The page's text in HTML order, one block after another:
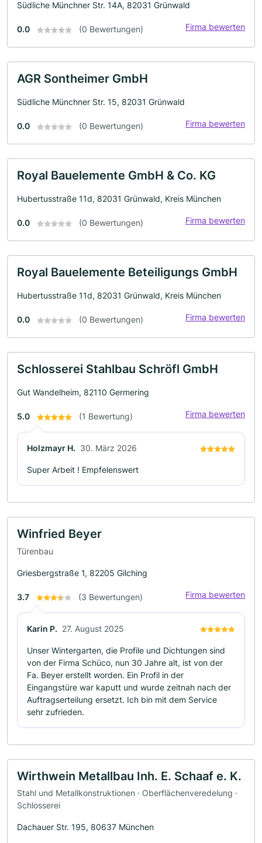
Südliche Münchner Str. 14A, 82031 Grünwald
0.0 (0 Bewertungen) Firma bewerten
AGR Sontheimer GmbH
Südliche Münchner Str. 15, 82031 Grünwald
0.0 (0 Bewertungen) Firma bewerten
Royal Bauelemente GmbH & Co. KG
Hubertusstraße 11d, 82031 Grünwald, Kreis München
0.0 (0 Bewertungen) Firma bewerten
Royal Bauelemente Beteiligungs GmbH
Hubertusstraße 11d, 82031 Grünwald, Kreis München
0.0 (0 Bewertungen) Firma bewerten
Schlosserei Stahlbau Schröfl GmbH
Gut Wandelheim, 82110 Germering
5.0 (1 Bewertung) Firma bewerten
Holzmayr H. 30. März 2026
Super Arbeit ! Empfelenswert
Winfried Beyer
Türenbau
Griesbergstraße 1, 82205 Gilching
3.7 (3 Bewertungen) Firma bewerten
Karin P. 27. August 2025
Unser Wintergarten, die Profile und Dichtungen sind
von der Firma Schüco, nun 30 Jahre alt, ist von der
Fa. Beyer erstellt worden. Ein Profil in der
Eingangstüre war kaputt und wurde zeitnah nach der
Auftragserteilung ersetzt. Ich bin mit dem Service
sehr zufrieden.
Wirthwein Metallbau Inh. E. Schaaf e. K.
Stahl und Metallkonstruktionen · Oberflächenveredelung ·
Schlosserei
Dachauer Str. 195, 80637 München